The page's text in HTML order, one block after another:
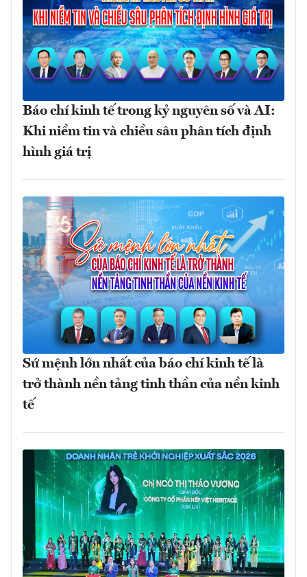
Báo chí kinh tế trong kỷ nguyên số và AI:
Khi niềm tin và chiều sâu phân tích định
hình giá trị
Sứ mệnh lớn nhất của báo chí kinh tế là
trở thành nền tảng tinh thần của nền kinh
tế